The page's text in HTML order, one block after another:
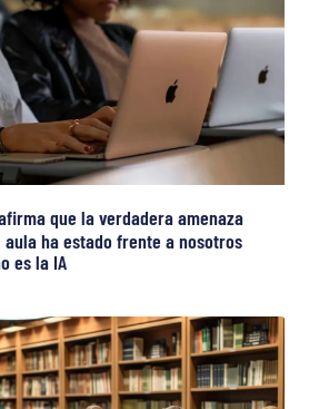
que la verdadera amenaza
ha estado frente a nosotros
es la IA